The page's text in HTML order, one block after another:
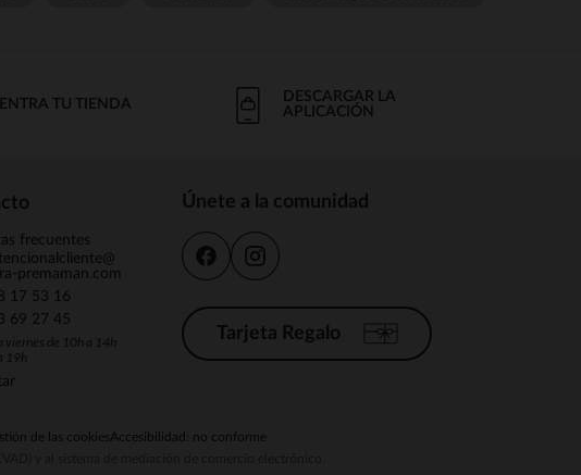
TU TIENDA
DESCARGAR LA
APLICACIÓN
frecuentes
premaman.com
17 53 16
69 27 45
viernes de 10h a 14h
19h
Únete a la comunidad
Tarjeta Regalo
de las cookiesAccesibilidad: no conforme